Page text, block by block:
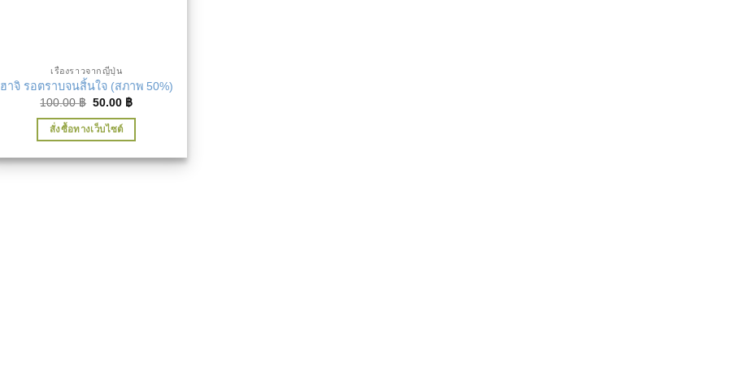
เรื่องราวจากญี่ปุ่น
ฮาจิ รอตราบจนสิ้นใจ (สภาพ 50%)
100.00฿ Original
was:
100.00 ฿.
50.00 ฿Current
สั่งซื้อทางเว็บไซต์